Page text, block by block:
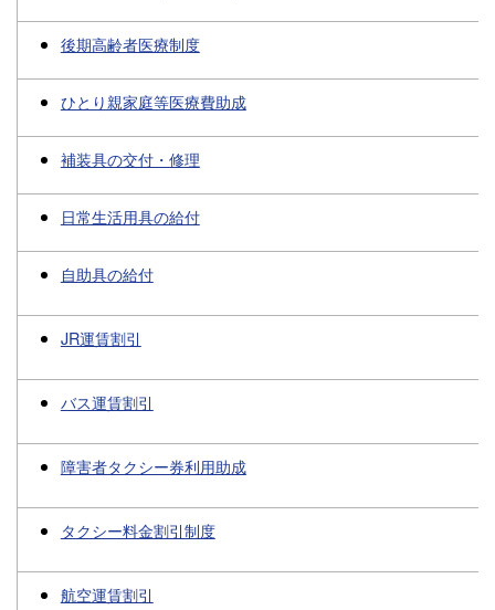
後期高齢者医療制度
ひとり親家庭等医療費助成
補装具の交付・修理
日常生活用具の給付
自助具の給付
JR運賃割引
バス運賃割引
障害者タクシー券利用助成
タクシー料金割引制度
航空運賃割引